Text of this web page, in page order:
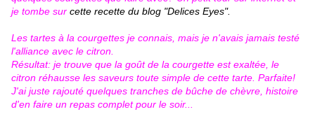
je tombe sur cette recette du blog "Delices Eyes".
Les tartes à la courgettes je connais, mais je n'avais jamais testé
l'alliance avec le citron.
Résultat: je trouve que la goût de la courgette est exaltée, le
citron réhausse les saveurs toute simple de cette tarte. Parfaite!
J'ai juste rajouté quelques tranches de bûche de chèvre, histoire
d'en faire un repas complet pour le soir...